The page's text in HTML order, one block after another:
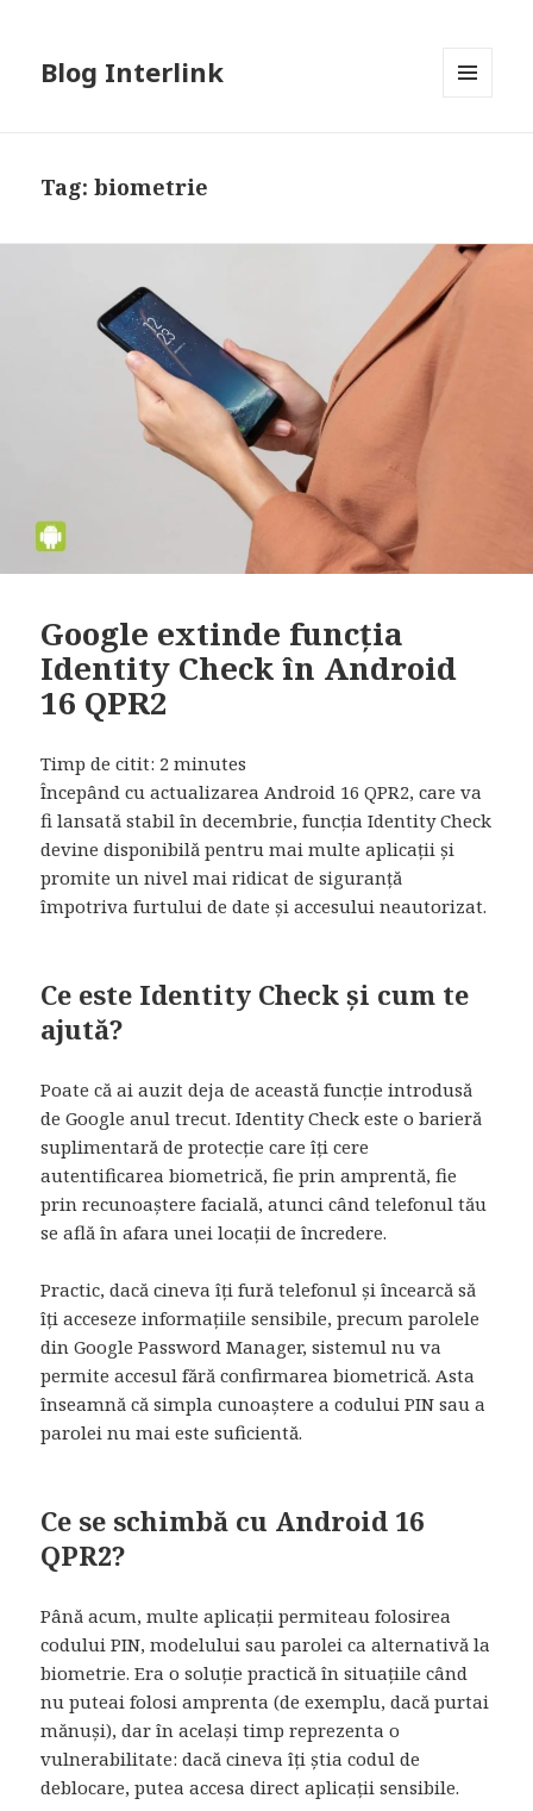
Blog Interlink
Tag:biometrie
Google extinde funcția
Identity Check în Android
16 QPR2
Timp de citit: 2 minutes
Începând cu actualizarea Android 16 QPR2, care va
fi lansată stabil în decembrie, funcția Identity Check
devine disponibilă pentru mai multe aplicații și
promite un nivel mai ridicat de siguranță
împotriva furtului de date și accesului neautorizat.
Ce este Identity Check și cum te
ajută?
Poate că ai auzit deja de această funcție introdusă
de Google anul trecut. Identity Check este o barieră
suplimentară de protecție care îți cere
autentificarea biometrică, fie prin amprentă, fie
prin recunoaștere facială, atunci când telefonul tău
se află în afara unei locații de încredere.
Practic, dacă cineva îți fură telefonul și încearcă să
îți acceseze informațiile sensibile, precum parolele
din Google Password Manager, sistemul nu va
permite accesul fără confirmarea biometrică. Asta
înseamnă că simpla cunoaștere a codului PIN sau a
parolei nu mai este suficientă.
Ce se schimbă cu Android 16
QPR2?
Până acum, multe aplicații permiteau folosirea
codului PIN, modelului sau parolei ca alternativă la
biometrie. Era o soluție practică în situațiile când
nu puteai folosi amprenta (de exemplu, dacă purtai
mănuși), dar în același timp reprezenta o
vulnerabilitate: dacă cineva îți știa codul de
deblocare, putea accesa direct aplicații sensibile.